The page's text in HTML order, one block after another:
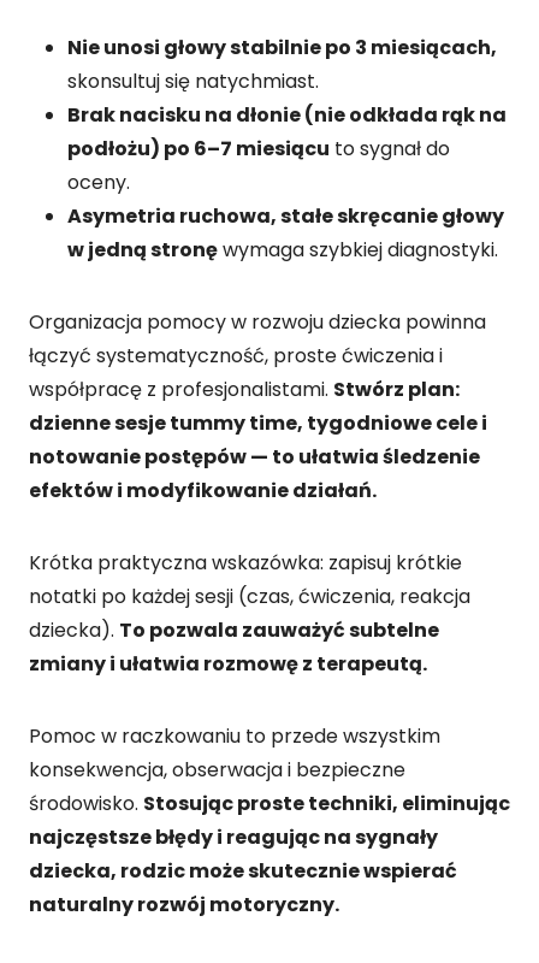
Nie unosi głowy stabilnie po 3 miesiącach,
skonsultuj się natychmiast.
Brak nacisku na dłonie (nie odkłada rąk na
podłożu) po 6–7 miesiącu to sygnał do
oceny.
Asymetria ruchowa, stałe skręcanie głowy
w jedną stronęwymaga szybkiej diagnostyki.
Organizacja pomocy w rozwoju dziecka powinna
łączyć systematyczność, proste ćwiczenia i
współpracę z profesjonalistami. Stwórz plan:
dzienne sesje tummy time, tygodniowe cele i
notowanie postępów — to ułatwia śledzenie
efektów i modyfikowanie działań.
Krótka praktyczna wskazówka: zapisuj krótkie
notatki po każdej sesji (czas, ćwiczenia, reakcja
dziecka). To pozwala zauważyć subtelne
zmiany i ułatwia rozmowę z terapeutą.
Pomoc w raczkowaniu to przede wszystkim
konsekwencja, obserwacja i bezpieczne
środowisko. Stosując proste techniki, eliminując
najczęstsze błędy i reagując na sygnały
dziecka, rodzic może skutecznie wspierać
naturalny rozwój motoryczny.